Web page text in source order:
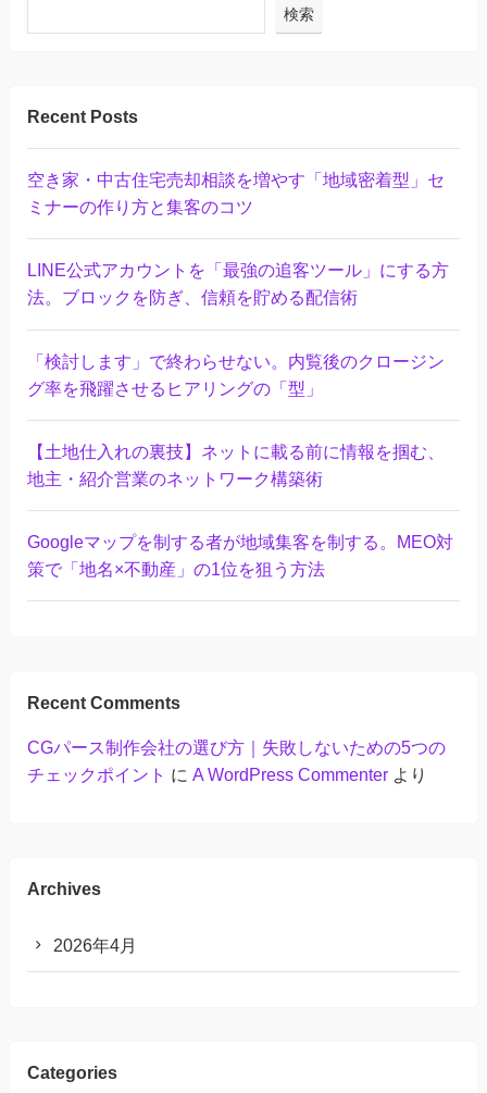
検索
Recent Posts
空き家・中古住宅売却相談を増やす「地域密着型」セ
ミナーの作り方と集客のコツ
LINE公式アカウントを「最強の追客ツール」にする方
法。ブロックを防ぎ、信頼を貯める配信術
「検討します」で終わらせない。内覧後のクロージン
グ率を飛躍させるヒアリングの「型」
【土地仕入れの裏技】ネットに載る前に情報を掴む、
地主・紹介営業のネットワーク構築術
Googleマップを制する者が地域集客を制する。MEO対
策で「地名×不動産」の1位を狙う方法
Recent Comments
CGパース制作会社の選び方｜失敗しないための5つの
チェックポイント に A WordPress Commenterより
Archives
2026年4月
Categories